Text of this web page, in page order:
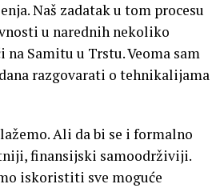
Naš zadatak u tom procesu
u narednih nekoliko
Samitu u Trstu. Veoma sam
razgovarati o tehnikalijama
Ali da bi se i formalno
finansijski samoodrživiji.
iskoristiti sve moguće